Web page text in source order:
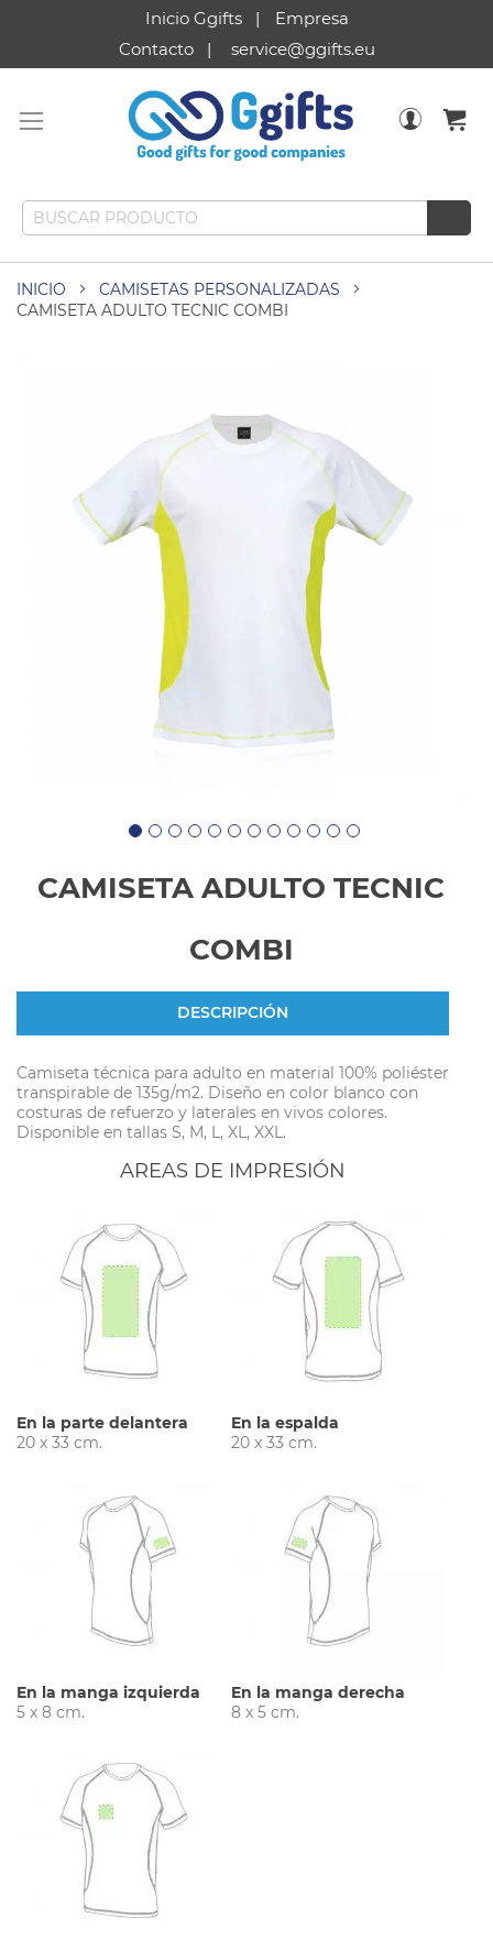
Inicio Ggifts
Empresa
Contacto
service@ggifts.eu
INICIO
CAMISETAS PERSONALIZADAS
CAMISETA ADULTO TECNIC COMBI
CAMISETA ADULTO TECNIC
COMBI
DESCRIPCIÓN
Camiseta técnica para adulto en material 100% poliéster
transpirable de 135g/m2. Diseño en color blanco con
costuras de refuerzo y laterales en vivos colores.
Disponible en tallas S, M, L, XL, XXL.
AREAS DE IMPRESIÓN
En la parte delantera
20 x 33 cm.
En la espalda
20 x 33 cm.
En la manga izquierda
5 x 8 cm.
En la manga derecha
8 x 5 cm.